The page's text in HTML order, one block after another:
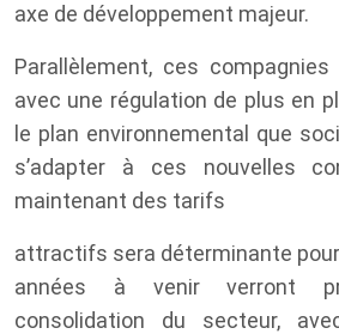
axe de développement majeur.
Parallèlement, ces
avec une régulation de plus en
le plan environnemental que
s’adapter à ces nouvelles
maintenant des tarifs
attractifs sera déterminante
années à venir verront
consolidation du secteur,